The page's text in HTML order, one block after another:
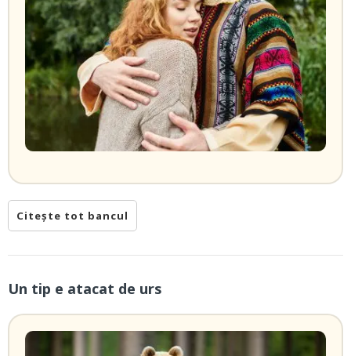
Citește tot bancul
Un tip e atacat de urs